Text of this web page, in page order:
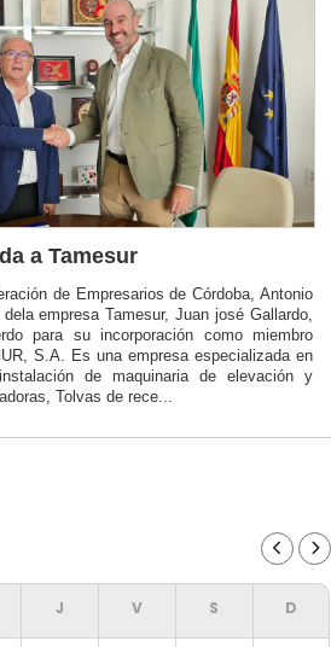
a Tamesur
de Empresarios de Córdoba, Antonio
empresa Tamesur, Juan josé Gallardo,
para su incorporación como miembro
S.A. Es una empresa especializada en
de maquinaria de elevación y
Tolvas de rece...